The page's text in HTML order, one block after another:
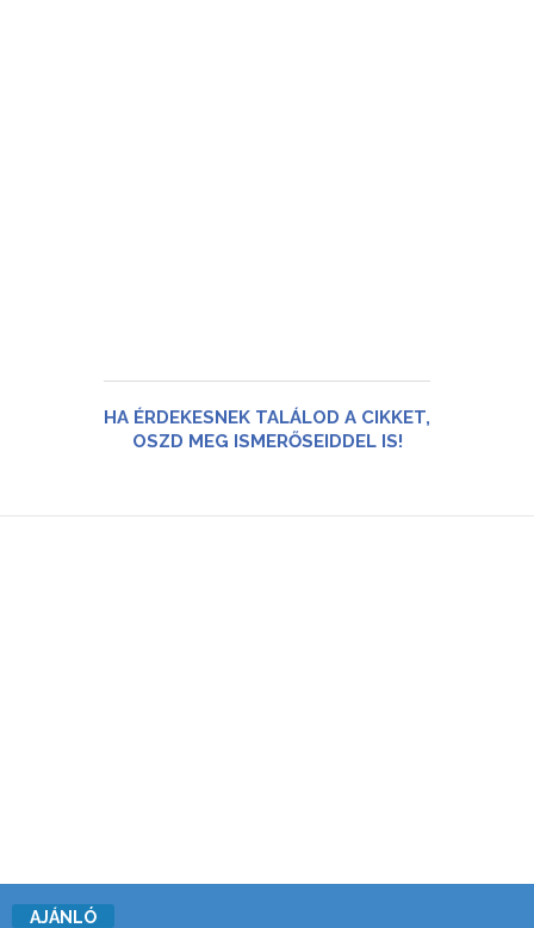
HA ÉRDEKESNEK TALÁLOD A CIKKET,
OSZD MEG ISMERŐSEIDDEL IS!
AJÁNLÓ